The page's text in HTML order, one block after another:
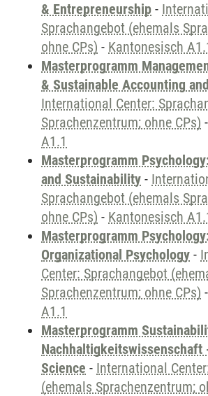
& Entrepreneurship -
Sprachangebot (ehemals
ohne CPs) - Kantonesisch
Masterprogramm
& Sustainable Accounting
International Center:
Sprachenzentrum; ohne CPs) -
A1.1
Masterprogramm
and Sustainability -
Sprachangebot (ehemals
ohne CPs) - Kantonesisch
Masterprogramm
Organizational Psychology -
Center: Sprachangebot
Sprachenzentrum; ohne CPs) -
A1.1
Masterprogramm
Nachhaltigkeitswissenschaft
Science - International
(ehemals Sprachenzentrum;